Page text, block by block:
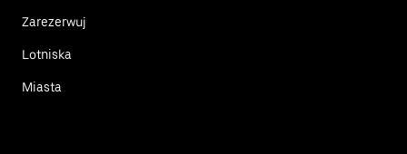
Zarezerwuj
Lotniska
Miasta